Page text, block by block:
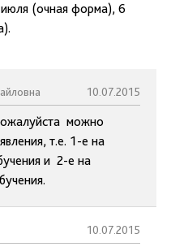
(очная форма), 6
10.07.2015
можно
т.е. 1-е на
и 2-е на
10.07.2015